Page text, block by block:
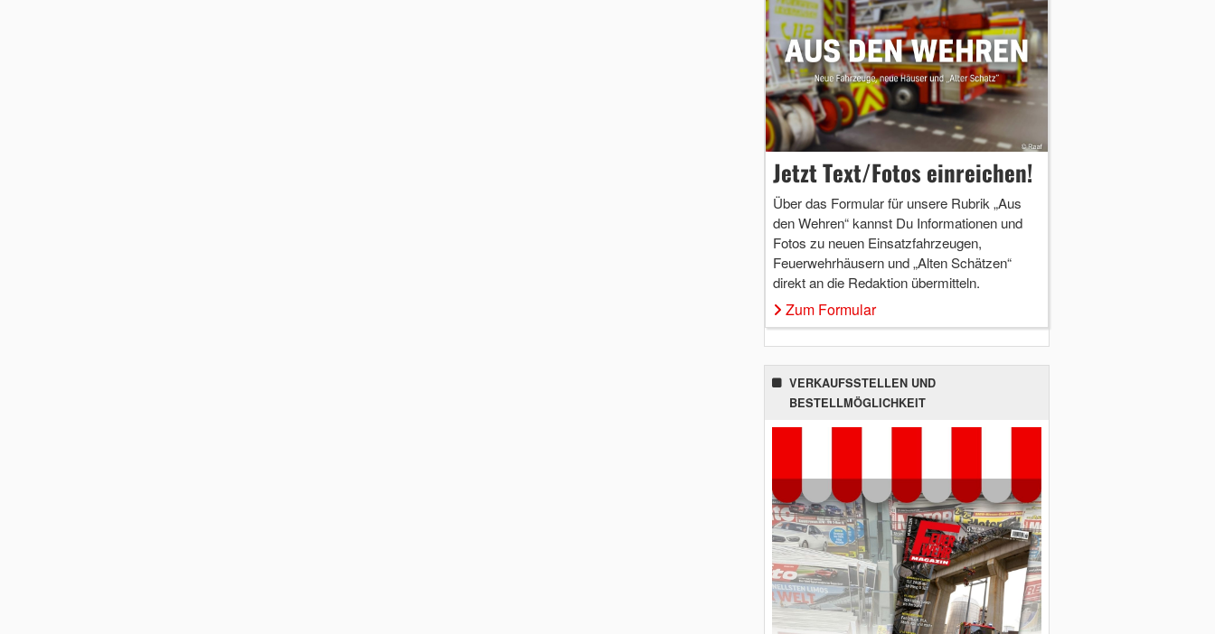
Jetzt Text/Fotos einreichen!
Über das Formular für unsere Rubrik „Aus
den Wehren“ kannst Du Informationen und
Fotos zu neuen Einsatzfahrzeugen,
Feuerwehrhäusern und „Alten Schätzen“
direkt an die Redaktion übermitteln.
Zum Formular
VERKAUFSSTELLEN UND
BESTELLMÖGLICHKEIT